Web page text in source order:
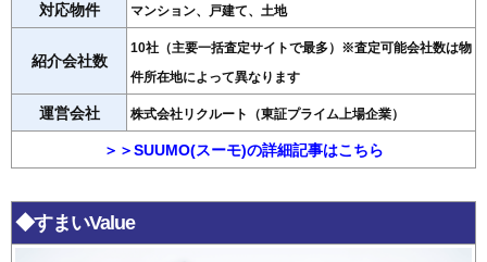
対応物件 マンション、戸建て、土地
紹介会社数
10社（主要一括査定サイトで最多）※査定可能会社数は物
件所在地によって異なります
運営会社 株式会社リクルート（東証プライム上場企業）
＞＞SUUMO(スーモ)の詳細記事はこちら
◆すまいValue